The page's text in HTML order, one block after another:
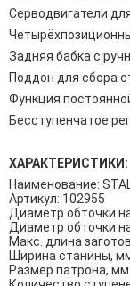
Серводвигатели
Задняя бабка с
Поддон для сбора
Функция
Бесступенчатое
ХАРАКТЕРИСТИКИ:
Наименование:
Артикул: 102955
Диаметр обточки
Диаметр обточки
Макс. длина
Ширина станины,
Размер патрона,